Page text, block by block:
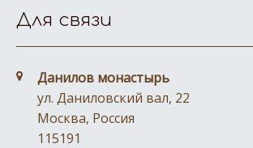
Для связи
Данилов монастырь
ул. Даниловский вал, 22
Москва, Россия
115191